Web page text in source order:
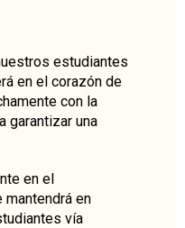
estudiantes
en el corazón de
con la
garantizar una
en el
mantendrá en
vía